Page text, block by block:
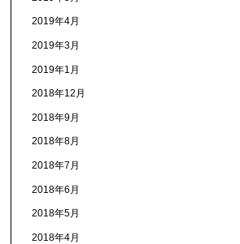
2019年4月
2019年3月
2019年1月
2018年12月
2018年9月
2018年8月
2018年7月
2018年6月
2018年5月
2018年4月